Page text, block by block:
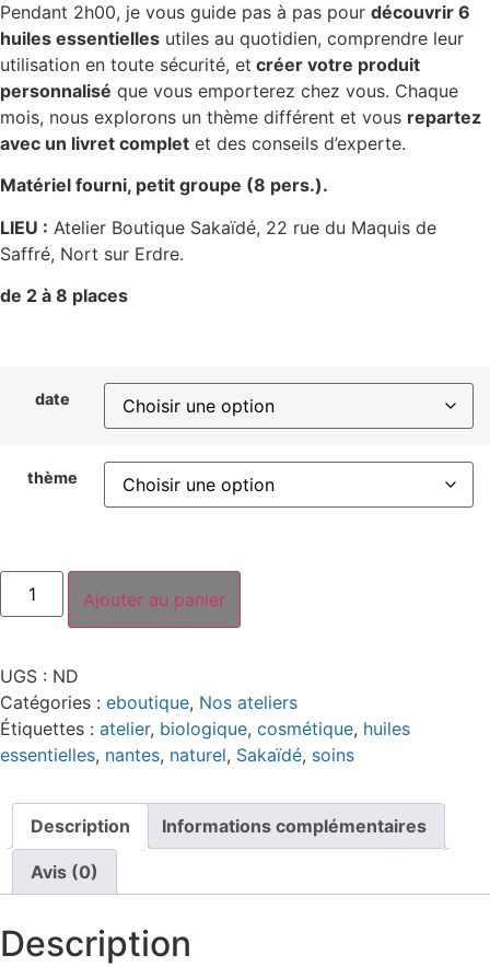
Pendant 2h00, je vous guide pas à pas pour découvrir 6
huiles essentielles utiles au quotidien, comprendre leur
utilisation en toute sécurité, et créer votre produit
personnalisé que vous emporterez chez vous. Chaque
mois, nous explorons un thème différent et vous repartez
avec un livret complet et des conseils d’experte.
Matériel fourni, petit groupe (8 pers.).
LIEU : Atelier Boutique Sakaïdé, 22 rue du Maquis de
Saffré, Nort sur Erdre.
de 2 à 8 places
date
thème
Ajouter au panier
UGS : ND
Catégories : eboutique, Nos ateliers
Étiquettes : atelier, biologique, cosmétique, huiles
essentielles, nantes, naturel, Sakaïdé, soins
Description Informations complémentaires
Avis (0)
Description